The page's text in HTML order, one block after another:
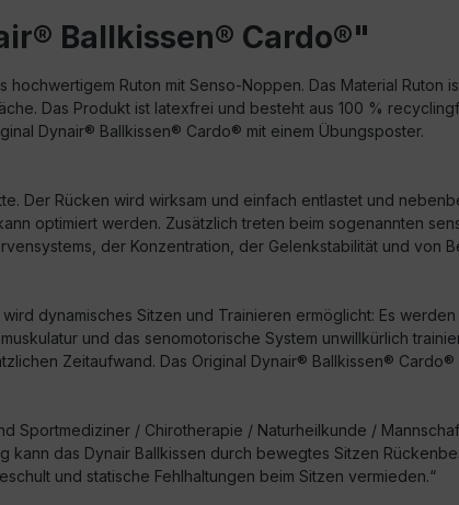
Ballkissen® Cardo®"
hochwertigem Ruton mit Senso-Noppen. Das Material
Das Produkt ist latexfrei und besteht aus 100 %
Dynair® Ballkissen® Cardo® mit einem Übungsposter.
Der Rücken wird wirksam und einfach entlastet und
optimiert werden. Zusätzlich treten beim sogenannten
der Konzentration, der Gelenkstabilität und von
dynamisches Sitzen und Trainieren ermöglicht: Es
und das senomotorische System unwillkürlich
Zeitaufwand. Das Original Dynair® Ballkissen®
Sportmediziner / Chirotherapie / Naturheilkunde /
kann das Dynair Ballkissen durch bewegtes Sitzen
und statische Fehlhaltungen beim Sitzen vermieden.“